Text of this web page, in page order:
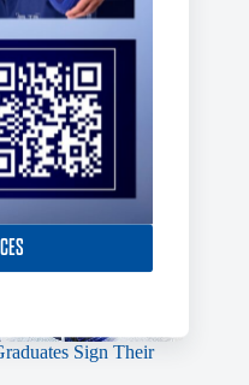
Sign Their